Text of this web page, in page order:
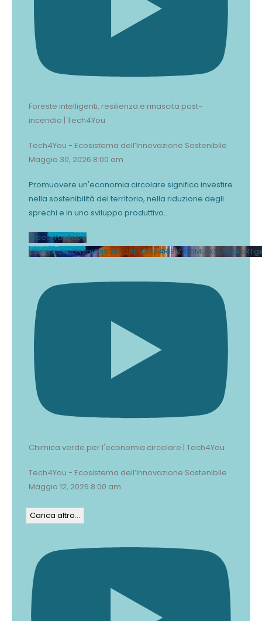
Foreste intelligenti, resilienza e rinascita post-
incendio | Tech4You
Tech4You - Ecosistema dell’Innovazione Sostenibile
Maggio 30, 2026 8:00 am
Promuovere un'economia circolare significa investire
nella sostenibilità del territorio, nella riduzione degli
sprechi e in uno sviluppo produttivo...
Video YouTube
Chimica verde per l'economia circolare | Tech4You
Tech4You - Ecosistema dell’Innovazione Sostenibile
Maggio 12, 2026 8:00 am
Carica altro...